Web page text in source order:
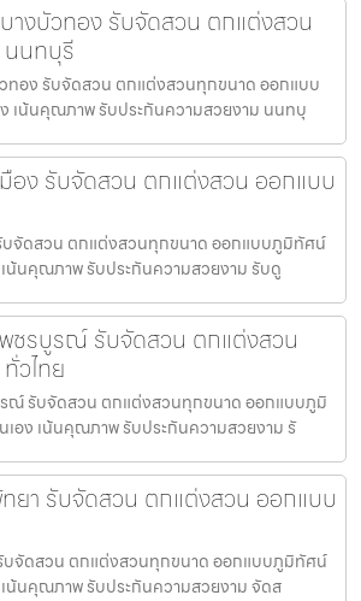
งบัวทอง รับจัดสวน ตกแต่งสวน
นทบุรี
ทอง รับจัดสวน ตกแต่งสวนทุกขนาด ออกแบบ
เน้นคุณภาพ รับประกันความสวยงาม นนทบุ
อง รับจัดสวน ตกแต่งสวน ออกแบบ
บจัดสวน ตกแต่งสวนทุกขนาด ออกแบบภูมิทัศน์
เน้นคุณภาพ รับประกันความสวยงาม รับดู
ชรบูรณ์ รับจัดสวน ตกแต่งสวน
วไทย
ณ์ รับจัดสวน ตกแต่งสวนทุกขนาด ออกแบบภูมิ
เอง เน้นคุณภาพ รับประกันความสวยงาม รั
ยา รับจัดสวน ตกแต่งสวน ออกแบบ
บจัดสวน ตกแต่งสวนทุกขนาด ออกแบบภูมิทัศน์
เน้นคุณภาพ รับประกันความสวยงาม จัดส